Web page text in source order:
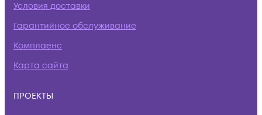
Условия доставки
Гарантийное обслуживание
Комплаенс
Карта сайта
ПРОЕКТЫ